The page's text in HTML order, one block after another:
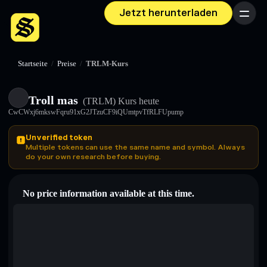
Jetzt herunterladen Menü
Startseite / Preise / TRLM-Kurs
Troll mas (TRLM) Kurs heute
CwCWxj6mkswFqru91xG2JTzuCF9iQUmtpvTfRLFUpump
Unverified token
Multiple tokens can use the same name and symbol. Always
do your own research before buying.
No price information available at this time.